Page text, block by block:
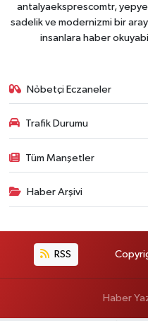
antalyaeksprescomtr,
sadelik ve modernizmi bir
insanlara haber
Nöbetçi Eczaneler
Trafik Durumu
Tüm Manşetler
Haber Arşivi
RSS
Haber